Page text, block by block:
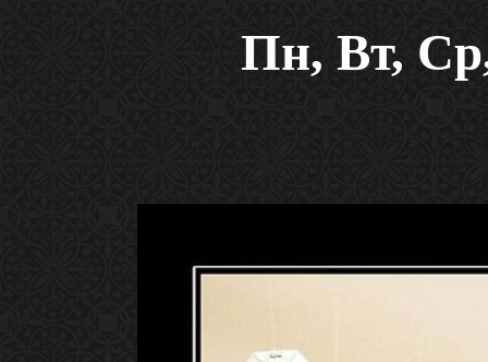
Пн, Вт,